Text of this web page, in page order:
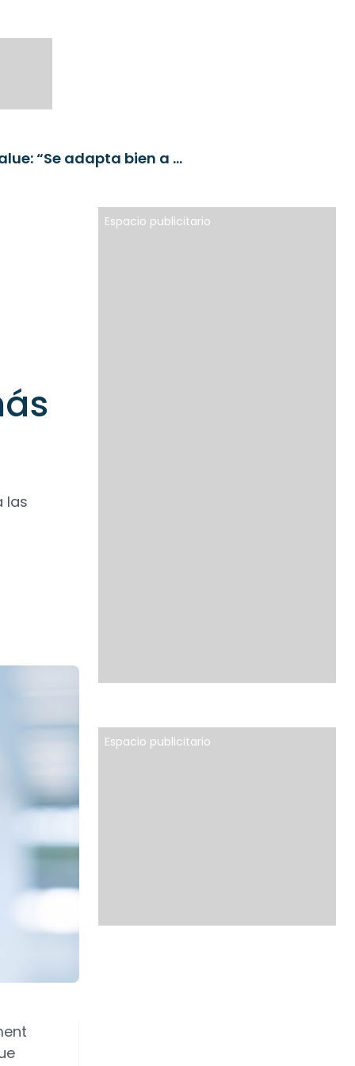
Ben Tingling (MFS IM) sobre el fondo Contrarian Value: “Se adapta bien a un entorno macroeconómico cada vez más incierto”
las
Espacio publicitario
Espacio publicitario